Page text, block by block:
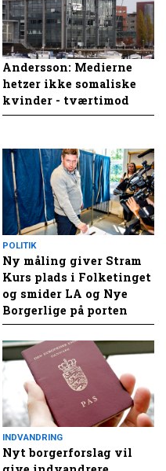
Andersson: Medierne
hetzer ikke somaliske
kvinder - tværtimod
POLITIK
Ny måling giver Stram
Kurs plads i Folketinget
og smider LA og Nye
Borgerlige på porten
INDVANDRING
Nyt borgerforslag vil